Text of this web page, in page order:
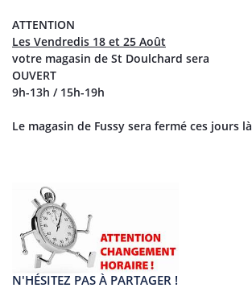
ATTENTION
Les Vendredis 18 et 25 Août
votre magasin de St Doulchard sera
OUVERT
9h-13h / 15h-19h
Le magasin de Fussy sera fermé ces jours là
N'HÉSITEZ PAS À PARTAGER !